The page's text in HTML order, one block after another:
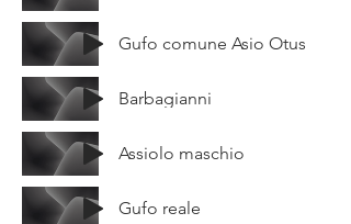
Gufo comune Asio Otus
Barbagianni
Assiolo maschio
Gufo reale